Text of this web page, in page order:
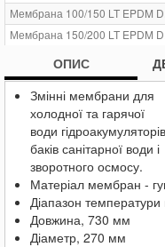
Мембрана 100/150 LT EPDM
Мембрана 150/200 LT EPDM
ОПИС
Змінні мембрани для
холодної та гарячої
води
баків санітарної води і
зворотного осмосу.
Матеріал мембран -
Діапазон
Довжина, 730 мм
Діаметр, 270 мм